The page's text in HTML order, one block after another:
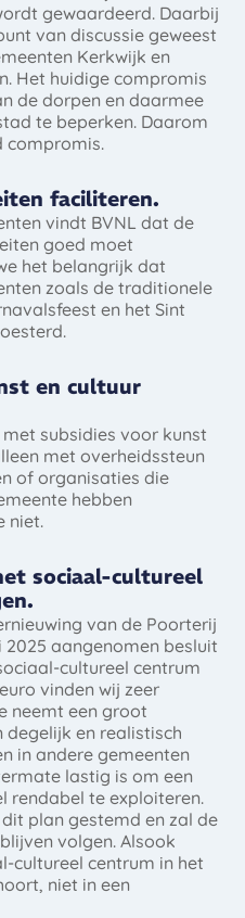
gewaardeerd. Daarbij
van discussie geweest
Kerkwijk en
Het huidige compromis
de dorpen en daarmee
te beperken. Daarom
compromis.
faciliteren.
vindt BVNL dat de
goed moet
het belangrijk dat
zoals de traditionele
en het Sint
en cultuur
subsidies voor kunst
met overheidssteun
of organisaties die
hebben
niet.
sociaal-cultureel
van de Poorterij
aangenomen besluit
cultureel centrum
vinden wij zeer
neemt een groot
degelijk en realistisch
in andere gemeenten
lastig is om een
rendabel te exploiteren.
plan gestemd en zal de
volgen. Alsook
cultureel centrum in het
niet in een